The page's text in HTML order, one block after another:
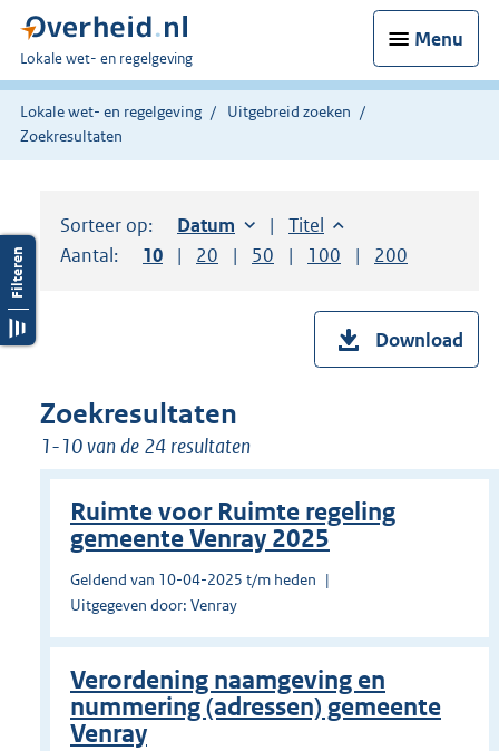
Menu
U
bent
hier:
Lokale wet- en regelgeving
Lokale wet- en regelgeving
Uitgebreid zoeken
Zoekresultaten
Sorteer op: Sorteer op:
Datum oplopendSorteer op:
Titel oplopend
Aantal:
Toon
10 resultaten per pagina
Toon
20 resultaten per pagina
Toon
50 resultaten per pagina
Toon
100 resultaten per
Toon
200
Download
Zoekresultaten
1-10 van de 24 resultaten
Ruimte voor Ruimte regeling
gemeente Venray 2025
Geldend van 10-04-2025 t/m heden
Uitgegeven door: Venray
Verordening naamgeving en
nummering (adressen) gemeente
Venray